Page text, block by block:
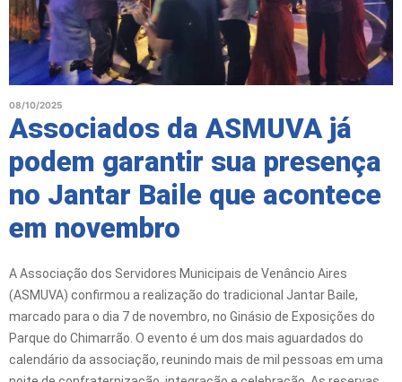
08/10/2025
Associados da ASMUVA já
podem garantir sua presença
no Jantar Baile que acontece
em novembro
A Associação dos Servidores Municipais de Venâncio Aires
(ASMUVA) confirmou a realização do tradicional Jantar Baile,
marcado para o dia 7 de novembro, no Ginásio de Exposições do
Parque do Chimarrão. O evento é um dos mais aguardados do
calendário da associação, reunindo mais de mil pessoas em uma